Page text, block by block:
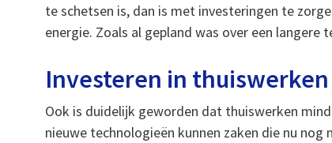
te schetsen is, dan is met investeringen te
energie. Zoals al gepland was over een langere
Investeren in thuiswerken
Ook is duidelijk geworden dat thuiswerken
nieuwe technologieën kunnen zaken die nu